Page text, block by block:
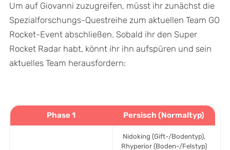
Um auf Giovanni zuzugreifen, müsst ihr zunächst die
Spezialforschungs-Questreihe zum aktuellen Team GO
Rocket-Event abschließen. Sobald ihr den Super
Rocket Radar habt, könnt ihr ihn aufspüren und sein
aktuelles Team herausfordern:
Phase 1 Persisch (Normaltyp)
Nidoking (Gift-/Bodentyp),
Rhyperior (Boden-/Felstyp)